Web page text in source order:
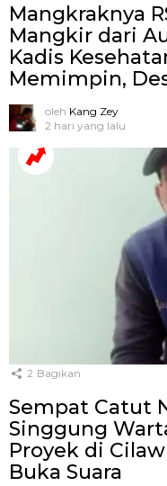
Mangkraknya
Mangkir dari
Kadis
Memimpin,
oleh Kang Zey
2 hari yang lalu
2 Bagikan
Sempat Catut
Singgung
Proyek di
Buka Suara